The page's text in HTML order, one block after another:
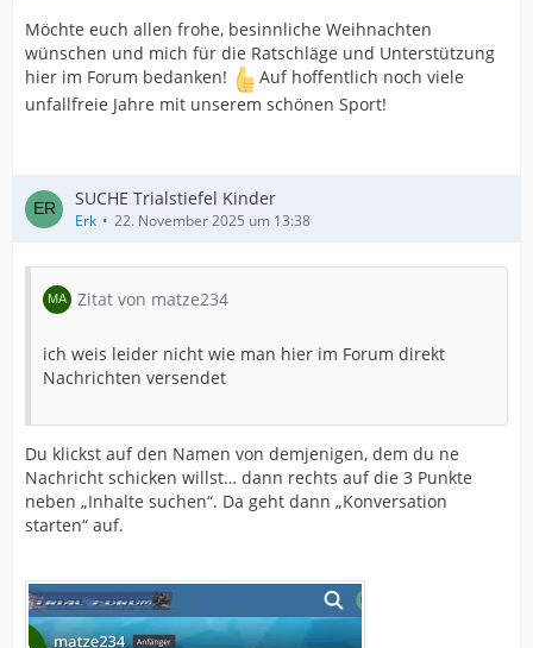
Möchte euch allen frohe, besinnliche Weihnachten
wünschen und mich für die Ratschläge und Unterstützung
hier im Forum bedanken!
Auf hoffentlich noch viele
unfallfreie Jahre mit unserem schönen Sport!
SUCHE Trialstiefel Kinder
Erk 22. November 2025 um 13:38
Zitat von matze234
ich weis leider nicht wie man hier im Forum direkt
Nachrichten versendet
Du klickst auf den Namen von demjenigen, dem du ne
Nachricht schicken willst… dann rechts auf die 3 Punkte
neben „Inhalte suchen“. Da geht dann „Konversation
starten“ auf.